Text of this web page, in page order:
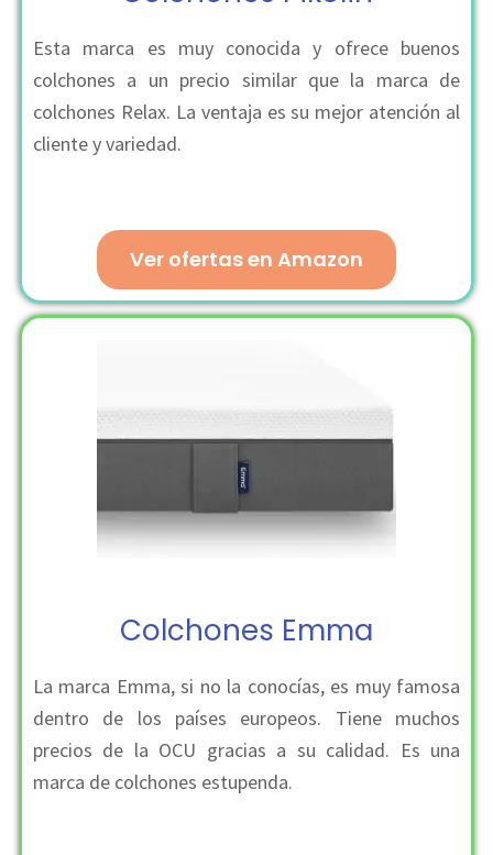
Esta marca es muy conocida y ofrece buenos
colchones a un precio similar que la marca de
colchones Relax. La ventaja es su mejor atención al
cliente y variedad.
Ver ofertas en Amazon
Colchones Emma
La marca Emma, si no la conocías, es muy famosa
dentro de los países europeos. Tiene muchos
precios de la OCU gracias a su calidad. Es una
marca de colchones estupenda.